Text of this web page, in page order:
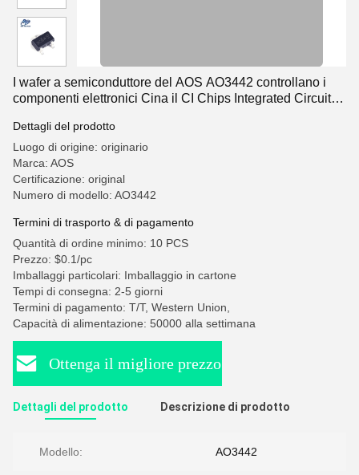
I wafer a semiconduttore del AOS AO3442 controllano i
componenti elettronici Cina il CI Chips Integrated Circuits
Dettagli del prodotto
Luogo di origine: originario
Marca: AOS
Certificazione: original
Numero di modello: AO3442
Termini di trasporto & di pagamento
Quantità di ordine minimo: 10 PCS
Prezzo: $0.1/pc
Imballaggi particolari: Imballaggio in cartone
Tempi di consegna: 2-5 giorni
Termini di pagamento: T/T, Western Union,
Capacità di alimentazione: 50000 alla settimana
Ottenga il migliore prezzo
Dettagli del prodotto Descrizione di prodotto
Modello: AO3442